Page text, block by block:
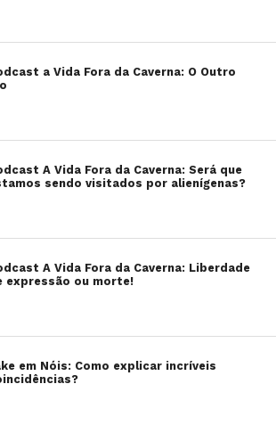
a Vida Fora da Caverna: O Outro
A Vida Fora da Caverna: Será que
sendo visitados por alienígenas?
A Vida Fora da Caverna: Liberdade
expressão ou morte!
em Nóis: Como explicar incríveis